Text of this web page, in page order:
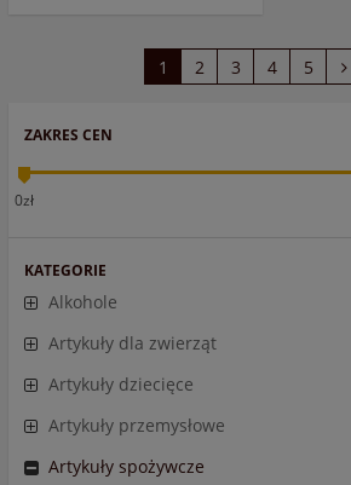
ZAKRES CEN
0zł
KATEGORIE
Alkohole
Artykuły dla zwierząt
Artykuły dziecięce
Artykuły przemysłowe
Artykuły spożywcze
1 2 3 4 5